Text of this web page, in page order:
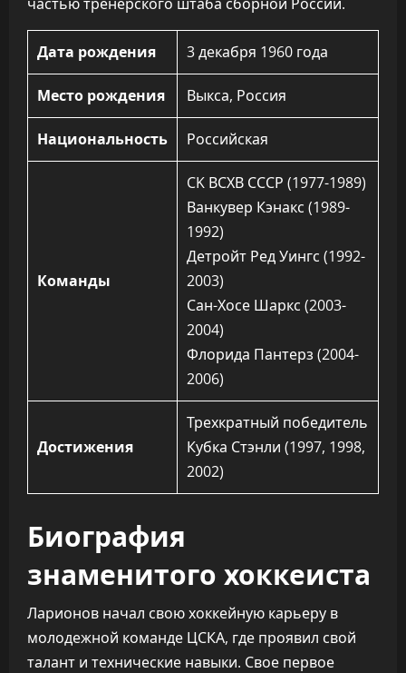
Дата рождения 3 декабря 1960 года
Место рождения Выкса, Россия
Национальность Российская
Команды
CK ВСХВ СССР (1977-1989)
Ванкувер Кэнакс (1989-
1992)
Детройт Ред Уингс (1992-
2003)
Сан-Хосе Шаркс (2003-
2004)
Флорида Пантерз (2004-
2006)
Достижения
Трехкратный победитель
Кубка Стэнли (1997, 1998,
2002)
Биография
знаменитого хоккеиста
Ларионов начал свою хоккейную карьеру в
молодежной команде ЦСКА, где проявил свой
талант и технические навыки. Свое первое